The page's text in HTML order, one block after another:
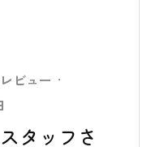
ビュー ·
タッフさ